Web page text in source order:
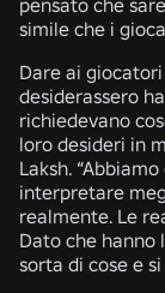
simile che i
Dare ai
desiderassero
richiedevano
loro desideri in
Laksh.
interpretare
realmente. Le
Dato che hanno
sorta di cose e